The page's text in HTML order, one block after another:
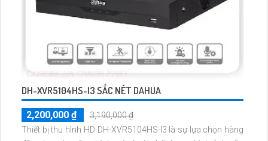
DH-XVR5104HS-I3 SẮC NÉT DAHUA
2,200,000 ₫
3,190,000 ₫
Thiết bị thu hình HD DH-XVR5104HS-I3 là sự lựa chọn hàng